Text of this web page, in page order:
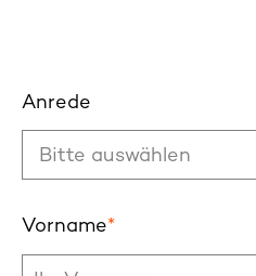
Anrede
Vorname*